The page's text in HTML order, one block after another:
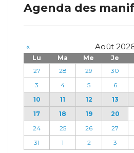
Agenda des
« Août
Lu Ma Me Je
27
28 29 30
3
4 5 6
10
11 12 13
17
18 19 20
24
25 26 27
31
1 2 3